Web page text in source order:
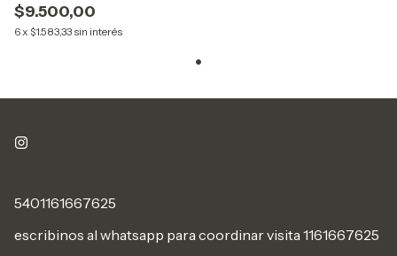
$9.500,00
6 x $1.583,33 sin interés
5401161667625
escribinos al whatsapp para coordinar visita 1161667625